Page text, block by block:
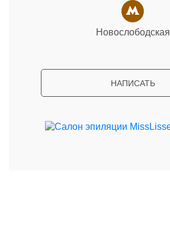
Новослободская
НАПИСАТЬ